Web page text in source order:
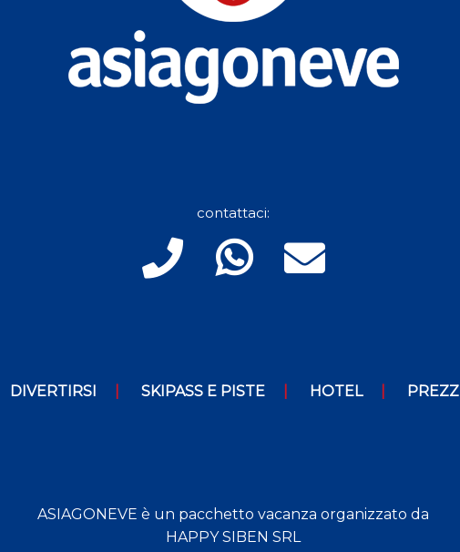
contattaci:
DIVERTIRSI SKIPASS E PISTE HOTEL PREZZI
ASIAGONEVE è un pacchetto vacanza organizzato da
HAPPY SIBEN SRL